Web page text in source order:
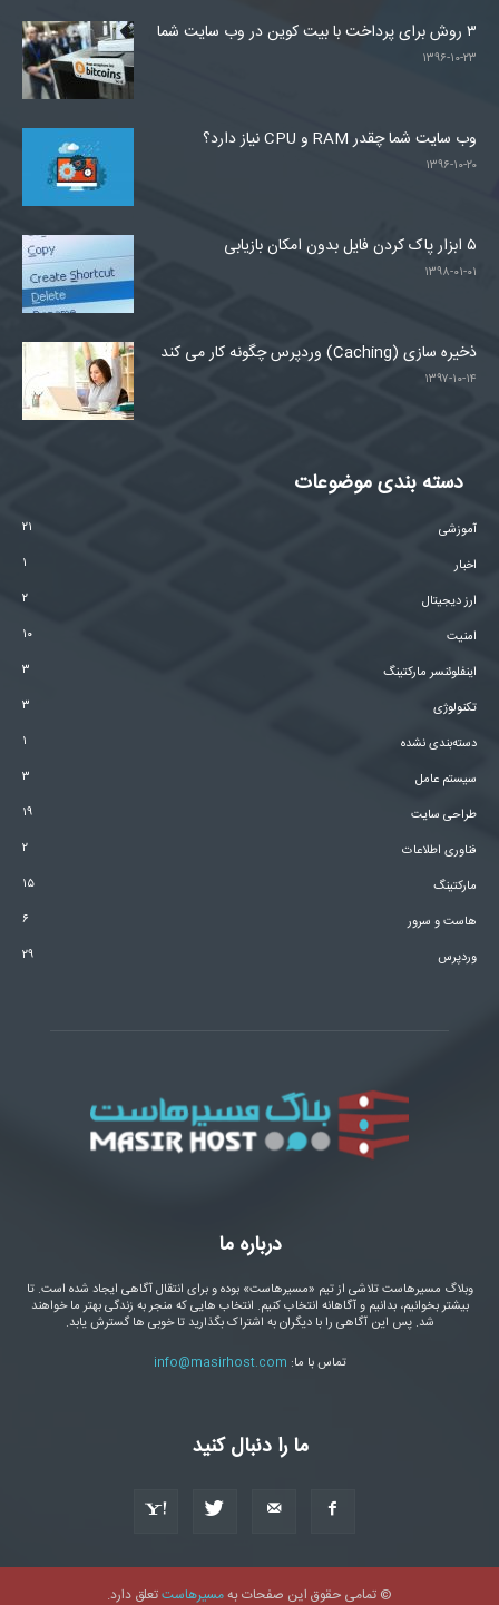
۳ روش برای پرداخت با بیت کوین در وب سایت شما
۱۳۹۶-۱۰-۲۳
وب سایت شما چقدر RAM و CPU نیاز دارد؟
۱۳۹۶-۱۰-۲۰
۵ ابزار پاک کردن فایل بدون امکان بازیابی
۱۳۹۸-۰۱-۰۱
ذخیره سازی (Caching) وردپرس چگونه کار می کند
۱۳۹۷-۱۰-۱۴
دسته بندی موضوعات
آموزشی
۲۱
اخبار
۱
ارز دیجیتال
۲
امنیت
۱۰
اینفلوئنسر مارکتینگ
۳
تکنولوژی
۳
دسته‌بندی نشده
۱
سیستم عامل
۳
طراحی سایت
۱۹
فناوری اطلاعات
۲
مارکتینگ
۱۵
هاست و سرور
۶
وردپرس
۲۹
درباره ما
وبلاگ مسیرهاست تلاشی از تیم «مسیرهاست» بوده و برای انتقال آگاهی ایجاد شده است. تا
بیشتر بخوانیم، بدانیم و آگاهانه انتخاب کنیم. انتخاب هایی که منجر به زندگی بهتر ما خواهند
شد. پس این آگاهی را با دیگران به اشتراک بگذارید تا خوبی ها گسترش یابد.
تماس با ما: info@masirhost.com
ما را دنبال کنید
© تمامی حقوق این صفحات بهمسیرهاستتعلق دارد.